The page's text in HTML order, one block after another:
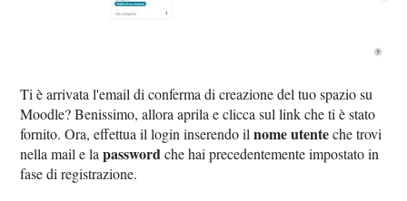
Ti è arrivata l'email di conferma di creazione del tuo spazio su
Moodle? Benissimo, allora aprila e clicca sul link che ti è stato
fornito. Ora, effettua il login inserendo ilnome utenteche trovi
nella mail e lapasswordche hai precedentemente impostato in
fase di registrazione.